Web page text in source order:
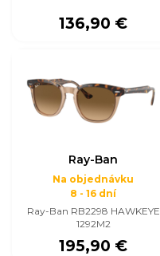
136,90 €
Ray-Ban
Na objednávku
8 - 16 dní
Ray-Ban RB2298 HAWKEYE
1292M2
195,90 €